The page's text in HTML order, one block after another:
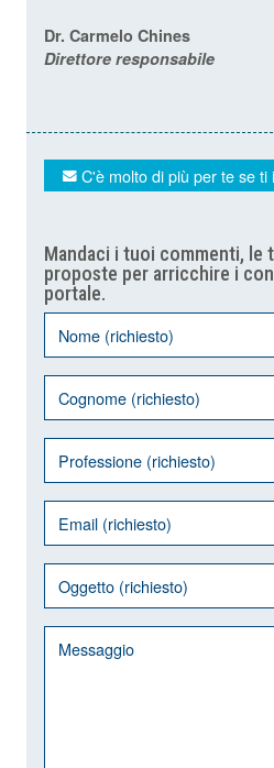
Dr. Carmelo Chines
Direttore responsabile
C'è molto di più per te se ti
Mandaci i tuoi commenti, le
proposte per arricchire i
portale.